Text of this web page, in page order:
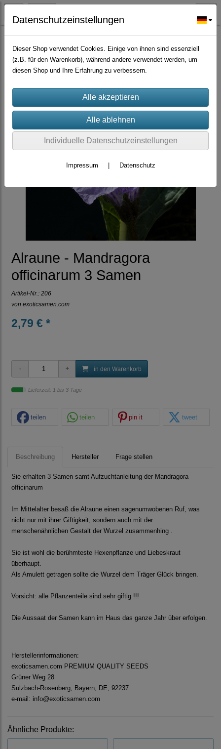
Zierpflanzen
Alraune - Mandragora
officinarum 3 Samen
Artikel-Nr.: 206
von exoticsamen.com
2,79 € *
in den Warenkorb
Lieferzeit: 1 bis 3 Tage
teilen teilen pin it tweet
Beschreibung Hersteller Frage stellen
Sie erhalten 3 Samen samt Aufzuchtanleitung der Mandragora
officinarum
Im Mittelalter besaß die Alraune einen sagenumwobenen Ruf, was
nicht nur mit ihrer Giftigkeit, sondern auch mit der
menschenähnlichen Gestalt der Wurzel zusammenhing .
Sie ist wohl die berühmteste Hexenpflanze und Liebeskraut
überhaupt.
Als Amulett getragen sollte die Wurzel dem Träger Glück bringen.
Vorsicht: alle Pflanzenteile sind sehr giftig !!!
Die Aussaat der Samen kann im Haus das ganze Jahr über erfolgen.
Herstellerinformationen:
exoticsamen.com PREMIUM QUALITY SEEDS
Grüner Weg 28
Sulzbach-Rosenberg, Bayern, DE, 92237
e-mail: info@exoticsamen.com
Ähnliche Produkte:
Datenschutzeinstellungen
Dieser Shop verwendet Cookies. Einige von ihnen sind essenziell
(z.B. für den Warenkorb), während andere verwendet werden, um
diesen Shop und Ihre Erfahrung zu verbessern.
Individuelle Datenschutzeinstellungen
Impressum Datenschutz